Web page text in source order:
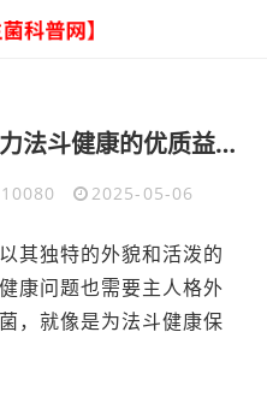
法斗专用大桶益生菌 助力法斗健康的优质益生菌选择
2025-05-06
其独特的外貌和活泼的
康问题也需要主人格外
，就像是为法斗健康保